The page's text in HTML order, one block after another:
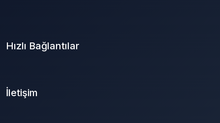
Hızlı Bağlantılar
İletişim